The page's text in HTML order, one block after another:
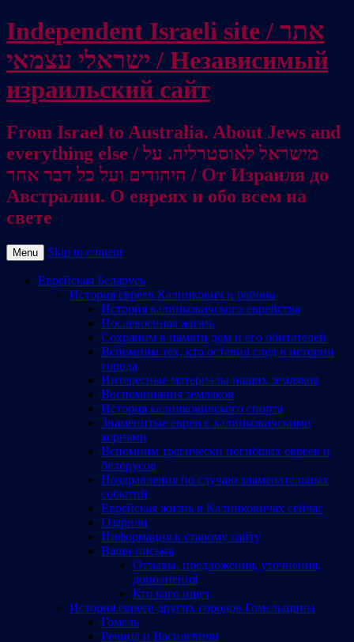
Independent Israeli site / אתר
ישראלי עצמאי / Независимый
израильский сайт
From Israel to Australia. About Jews and
everything else / מישראל לאוסטרליה. על
היהודים ועל כל דבר אחר / От Израиля до
Австралии. О евреях и обо всем на
свете
Menu Skip to content
Еврейская Беларусь
История евреев Калинкович и района
История калинковичского еврейства
Послевоенная жизнь
Сохраним в памяти дом и его обитателей
Вспомним тех, кто оставил след в истории
города
Интересные материалы наших земляков
Воспоминания земляков
История калинковичского спорта
Знаменитые евреи с калинковичскими
корнями
Вспомним трагически погибших евреев и
белорусов
Поздравления по случаю знаменательных
событий
Еврейская жизнь в Калинковичах сейчас
Озаричи
Информация к старому сайту
Ваши письма
Отзывы, предложения, уточнения,
дополнения
Кто кого ищет
История евреев других городов Гомельщины
Гомель
Речица и Василевичи